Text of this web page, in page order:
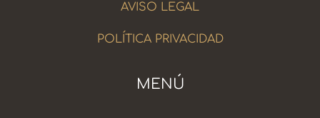
AVISO LEGAL
POLÍTICA PRIVACIDAD
MENÚ